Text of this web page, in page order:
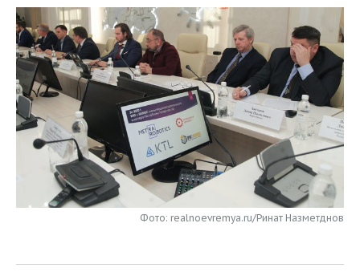
КОМУ ПРИНАДЛЕЖАТ
ТОРГОВЫЕ ЦЕНТРЫ
ТАТАРСТАНА
БЮДЖЕТ
ИНВЕСТИЦИИ
АГРОПРОМ
МАШИНОСТРОЕНИЕ
НЕФТЕХИМИЯ
НЕФТЬ
ЭНЕРГЕТИКА
НОВОСТИ АВТО
БИЗНЕС
НОВОСТИ БИЗНЕСА
РОЗНИЧНАЯ ТОРГОВЛЯ
ТРАНСПОРТ
УСЛУГИ
ТЕХНОЛОГИИ
НОВОСТИ ТЕХНОЛОГИЙ
IT
МЕДИА
ТЕЛЕКОММУНИКАЦИИ
МЕРОПРИЯТИЯ
НОВОСТИ МЕРОПРИЯТИЙ
ВЫЕЗДНАЯ РЕДАКЦИЯ
СПОРТ
НОВОСТИ СПОРТА
ОБЩЕСТВО
НОВОСТИ ОБЩЕСТВАФото: realnoevremya.ru/Ринат Назметднов